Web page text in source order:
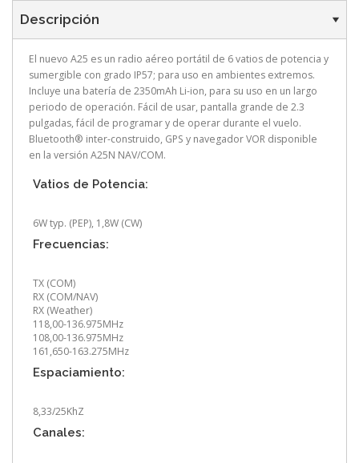
Descripción
El nuevo A25 es un radio aéreo portátil de 6 vatios de potencia y
sumergible con grado IP57; para uso en ambientes extremos.
Incluye una batería de 2350mAh Li-ion, para su uso en un largo
periodo de operación. Fácil de usar, pantalla grande de 2.3
pulgadas, fácil de programar y de operar durante el vuelo.
Bluetooth® inter-construido, GPS y navegador VOR disponible
en la versión A25N NAV/COM.
Vatios de Potencia:
6W typ. (PEP), 1,8W (CW)
Frecuencias:
TX (COM)
RX (COM/NAV)
RX (Weather)
118,00-136.975MHz
108,00-136.975MHz
161,650-163.275MHz
Espaciamiento:
8,33/25KhZ
Canales: